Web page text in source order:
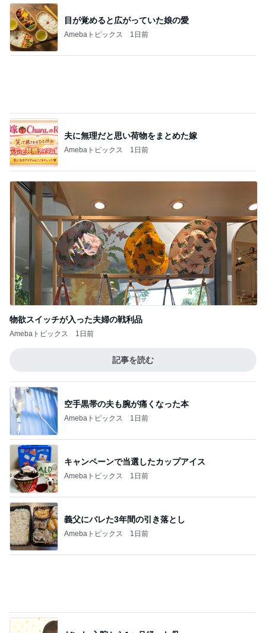
物欲スイッチが入った夫婦の戦利品
Amebaトピックス 1日前
記事を読む
Amebaトピックス 1日前
キャンペーンで当選したカップアイス
Amebaトピックス 1日前
義父にバレた3年間の引き落とし
Amebaトピックス 1日前